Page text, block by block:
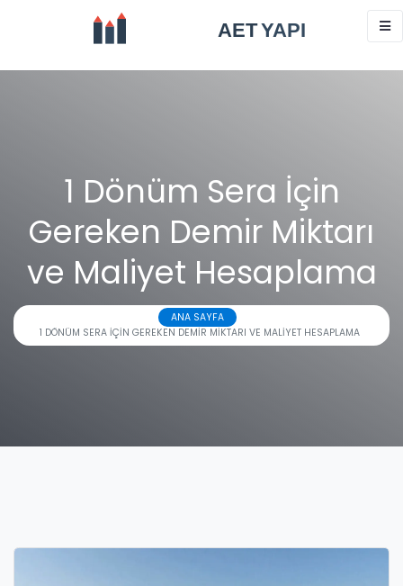
1 Dönüm Sera İçin
Gereken Demir Miktarı
ve Maliyet Hesaplama
ANA SAYFA
1 DÖNÜM SERA İÇIN GEREKEN DEMIR MIKTARI VE MALIYET HESAPLAMA